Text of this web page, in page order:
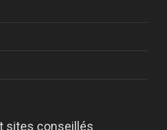
sites conseillés